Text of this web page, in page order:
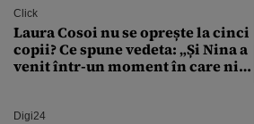
Click
Laura Cosoi nu se oprește la cinci
copii? Ce spune vedeta: „Și Nina a
venit într-un moment în care nici
Digi24